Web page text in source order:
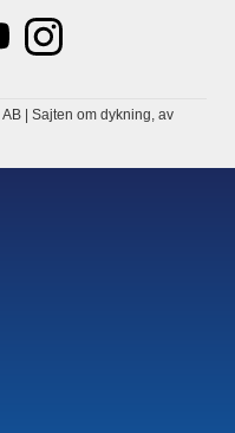
| Sajten om dykning, av